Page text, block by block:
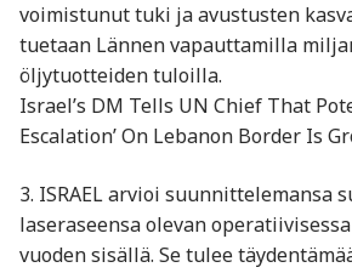
voimistunut tuki ja avustusten
tuetaan Lännen vapauttamilla
öljytuotteiden tuloilla.
Israel’s DM Tells UN Chief That
Escalation’ On Lebanon Border Is
3. ISRAEL arvioi suunnittelemansa
laseraseensa olevan
vuoden sisällä. Se tulee